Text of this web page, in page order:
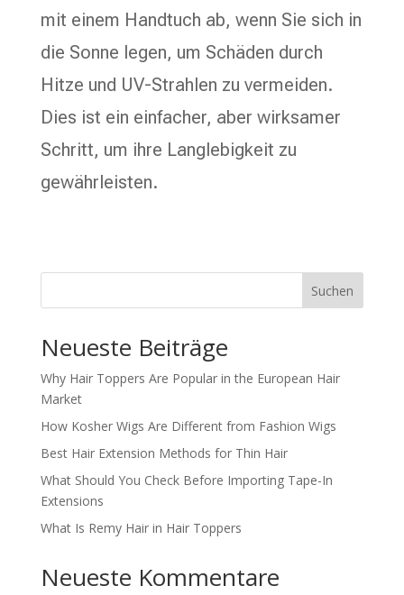
mit einem Handtuch ab, wenn Sie sich in
die Sonne legen, um Schäden durch
Hitze und UV-Strahlen zu vermeiden.
Dies ist ein einfacher, aber wirksamer
Schritt, um ihre Langlebigkeit zu
gewährleisten.
Suchen
Neueste Beiträge
Why Hair Toppers Are Popular in the European Hair
Market
How Kosher Wigs Are Different from Fashion Wigs
Best Hair Extension Methods for Thin Hair
What Should You Check Before Importing Tape-In
Extensions
What Is Remy Hair in Hair Toppers
Neueste Kommentare